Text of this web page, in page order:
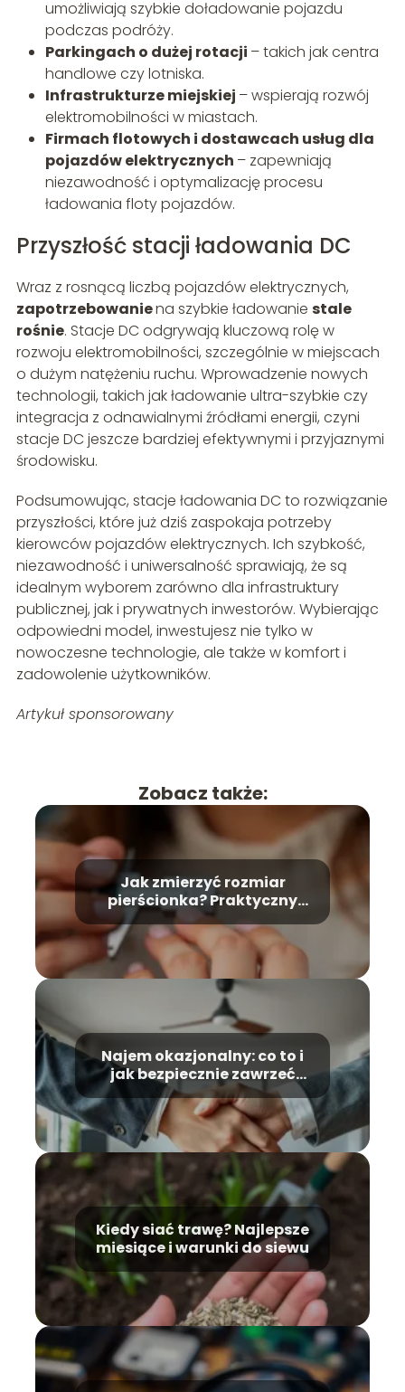
umożliwiają szybkie doładowanie pojazdu
podczas podróży.
Parkingach o dużej rotacji – takich jak centra
handlowe czy lotniska.
Infrastrukturze miejskiej – wspierają rozwój
elektromobilności w miastach.
Firmach flotowych i dostawcach usług dla
pojazdów elektrycznych – zapewniają
niezawodność i optymalizację procesu
ładowania floty pojazdów.
Przyszłość stacji ładowania DC
Wraz z rosnącą liczbą pojazdów elektrycznych,
zapotrzebowaniena szybkie ładowanie stale
rośnie. Stacje DC odgrywają kluczową rolę w
rozwoju elektromobilności, szczególnie w miejscach
o dużym natężeniu ruchu. Wprowadzenie nowych
technologii, takich jak ładowanie ultra-szybkie czy
integracja z odnawialnymi źródłami energii, czyni
stacje DC jeszcze bardziej efektywnymi i przyjaznymi
środowisku.
Podsumowując, stacje ładowania DC to rozwiązanie
przyszłości, które już dziś zaspokaja potrzeby
kierowców pojazdów elektrycznych. Ich szybkość,
niezawodność i uniwersalność sprawiają, że są
idealnym wyborem zarówno dla infrastruktury
publicznej, jak i prywatnych inwestorów. Wybierając
odpowiedni model, inwestujesz nie tylko w
nowoczesne technologie, ale także w komfort i
zadowolenie użytkowników.
Artykuł sponsorowany
Zobacz także:
Jak zmierzyć rozmiar
pierścionka? Praktyczny
przewodnik krok po kroku
Najem okazjonalny: co to i
jak bezpiecznie zawrzeć
umowę?
Kiedy siać trawę? Najlepsze
miesiące i warunki do siewu